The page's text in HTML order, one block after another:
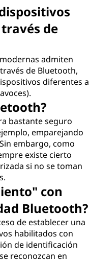
de
admiten
de Bluetooth,
diferentes a
bastante seguro
emparejando
embargo, como
existe cierto
si no se toman
con
Bluetooth?
de establecer una
habilitados con
de identificación
reconozcan en